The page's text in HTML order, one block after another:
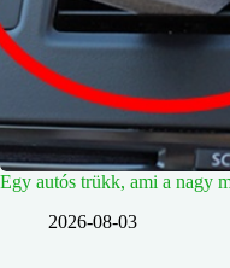
Egy autós trükk, ami a nagy
2026-08-03